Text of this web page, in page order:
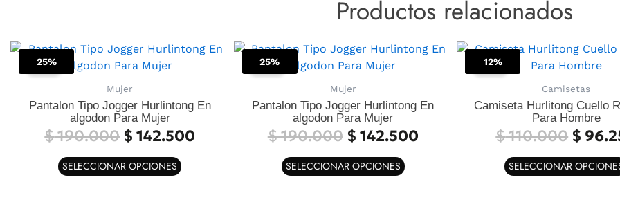
Productos relacionados
25%
Sale!
Mujer
Pantalon Tipo Jogger Hurlintong En
algodon Para Mujer
$190.000
El
precio
era:
$ 190.000.
$ 142.500
El
es:
$ 142.500.
SELECCIONAR OPCIONES
Este
múltiples
variantes.
Las
se
25%
Sale!
Mujer
Pantalon Tipo Jogger Hurlintong En
algodon Para Mujer
$190.000
El
precio
original
era:
$ 190.000.
$ 142.500
El
es:
$ 142.500.
SELECCIONAR OPCIONES
Este
múltiples
variantes.
Las
se
12%
Sale!
Camisetas
Camiseta Hurlitong Cuello
Para Hombre
$110.000
El
precio
era:
$
$
SELECCIONAR